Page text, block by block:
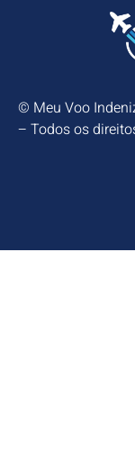
© Meu Voo
– Todos os